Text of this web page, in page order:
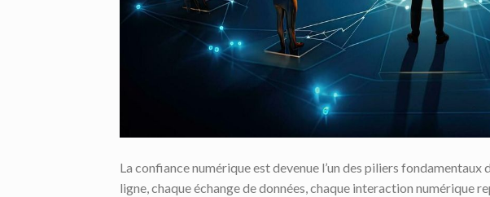
La confiance numérique est devenue l’un des piliers fondamentaux
ligne, chaque échange de données, chaque interaction numérique